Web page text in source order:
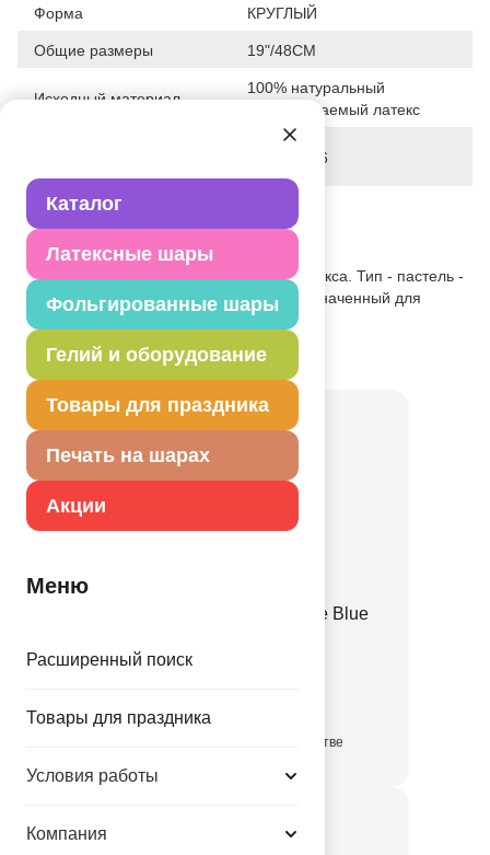
Каталог
Латексные шары
Фольгированные шары
Гелий и оборудование
Товары для праздника
Печать на шарах
Акции
Меню
Расширенный поиск
Товары для праздника
Условия работы
Компания
Форма КРУГЛЫЙ
Общие размеры 19"/48СМ
Исходный материал
100% натуральный
биоразлагаемый латекс
21-04-2026
Вес
Описание товара
Одноцветный шар из натурального латекса. Тип - пастель -
нежно матовый оттенок цвета. Предназначенный для
использования в оформлении.
Товар из коллекцииГолубая
Е 12" Пастель Retro Haze Blue
в достаточном количестве